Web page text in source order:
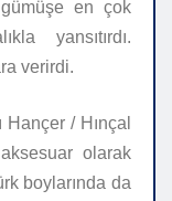
gümüşe en çok
yansıtırdı.
verirdi.
/ Hınçal
olarak
boylarında da